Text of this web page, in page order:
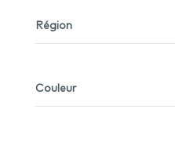
Région
Couleur